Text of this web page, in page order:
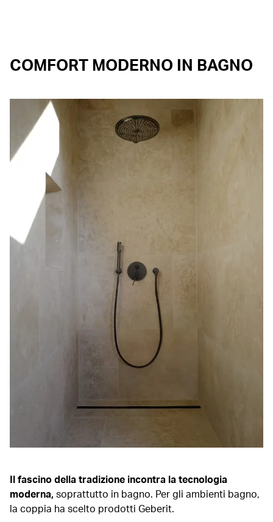
COMFORT MODERNO IN BAGNO
Il fascino della tradizione incontra la tecnologia
moderna, soprattutto in bagno. Per gli ambienti bagno,
la coppia ha scelto prodotti Geberit.